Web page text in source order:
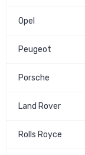
Opel
Peugeot
Porsche
Land Rover
Rolls Royce